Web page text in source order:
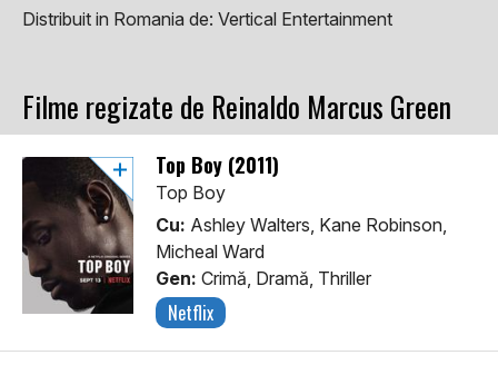
Distribuit in Romania de: Vertical Entertainment
Filme regizate de Reinaldo Marcus Green
Top Boy (2011)
Top Boy
Cu: Ashley Walters, Kane Robinson,
Micheal Ward
Gen: Crimă, Dramă, Thriller
Netflix